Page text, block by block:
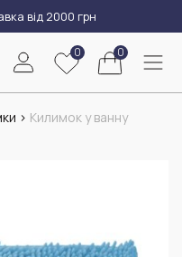
від 2000 грн
0 0
> Килимок у ванну